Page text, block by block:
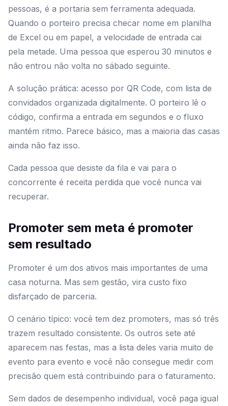
pessoas, é a portaria sem ferramenta adequada.
Quando o porteiro precisa checar nome em planilha
de Excel ou em papel, a velocidade de entrada cai
pela metade. Uma pessoa que esperou 30 minutos e
não entrou não volta no sábado seguinte.
A solução prática: acesso por QR Code, com lista de
convidados organizada digitalmente. O porteiro lê o
código, confirma a entrada em segundos e o fluxo
mantém ritmo. Parece básico, mas a maioria das casas
ainda não faz isso.
Cada pessoa que desiste da fila e vai para o
concorrente é receita perdida que você nunca vai
recuperar.
Promoter sem meta é promoter
sem resultado
Promoter é um dos ativos mais importantes de uma
casa noturna. Mas sem gestão, vira custo fixo
disfarçado de parceria.
O cenário típico: você tem dez promoters, mas só três
trazem resultado consistente. Os outros sete até
aparecem nas festas, mas a lista deles varia muito de
evento para evento e você não consegue medir com
precisão quem está contribuindo para o faturamento.
Sem dados de desempenho individual, você paga igual